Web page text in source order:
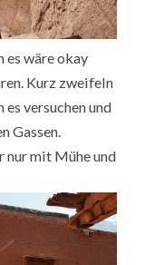
es wäre okay
Kurz zweifeln
versuchen und
Gassen.
nur mit Mühe und